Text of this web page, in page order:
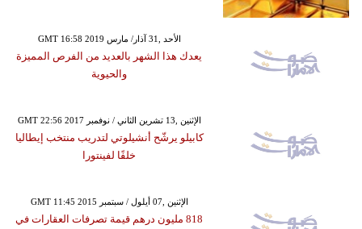
GMT 16:58 2019 الأحد ,31 آذار/ مارس
يعدك هذا الشهر بالعديد من الفرص المميزة
والحيوية
GMT 22:56 2017 الإثنين ,13 تشرين الثاني / نوفمبر
كابيلو يرشّح أنشيلوتي لتدريب منتخب إيطاليا
خلفًا لفينتورا
GMT 11:45 2015 الإثنين ,07 أيلول / سبتمبر
818 مليون درهم قيمة تصرفات العقارات في